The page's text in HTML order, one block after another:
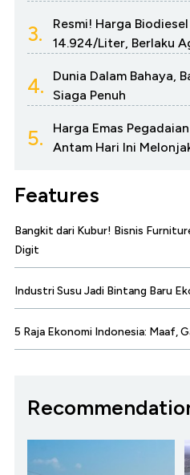
3.
Resmi! Harga Biodiesel
14.924/Liter, Berlaku
4.
Dunia Dalam Bahaya,
Siaga Penuh
5.
Harga Emas
Antam Hari Ini
Features
Bangkit dari Kubur! Bisnis
Digit
Industri Susu Jadi Bintang Baru
5 Raja Ekonomi Indonesia: Maaf,